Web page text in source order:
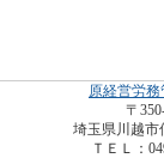
原経営労
〒
埼玉県川越市
ＴＥＬ：